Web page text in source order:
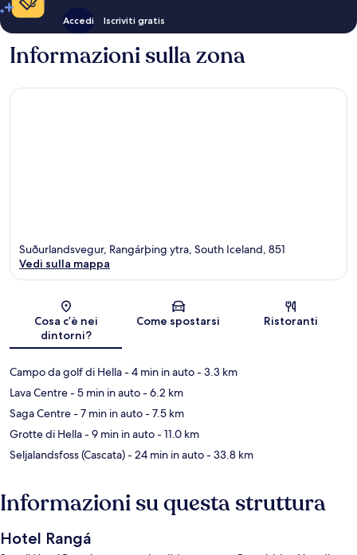
Accedi Iscriviti gratis
Informazioni sulla zona
Mappa
Suðurlandsvegur, Rangárþing ytra, South Iceland, 851
Vedi sulla mappa
Cosa c’è nei
dintorni?
Come spostarsi Ristoranti
Campo da golf di Hella- 4 min in auto- 3.3 km
Lava Centre- 5 min in auto- 6.2 km
Saga Centre- 7 min in auto- 7.5 km
Grotte di Hella- 9 min in auto- 11.0 km
Seljalandsfoss (Cascata)- 24 min in auto- 33.8 km
Informazioni su questa struttura
Hotel Rangá